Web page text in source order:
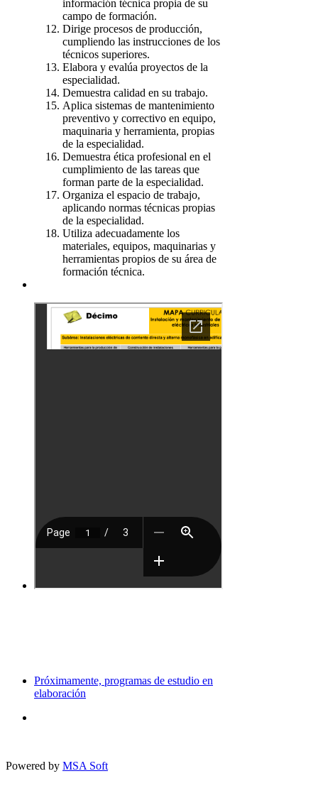
información técnica propia de su
campo de formación.
Dirige procesos de producción,
cumpliendo las instrucciones de los
técnicos superiores.
Elabora y evalúa proyectos de la
especialidad.
Demuestra calidad en su trabajo.
Aplica sistemas de mantenimiento
preventivo y correctivo en equipo,
maquinaria y herramienta, propias
de la especialidad.
Demuestra ética profesional en el
cumplimiento de las tareas que
forman parte de la especialidad.
Organiza el espacio de trabajo,
aplicando normas técnicas propias
de la especialidad.
Utiliza adecuadamente los
materiales, equipos, maquinarias y
herramientas propios de su área de
formación técnica.
Próximamente, programas de estudio en
elaboración
Powered by MSA Soft